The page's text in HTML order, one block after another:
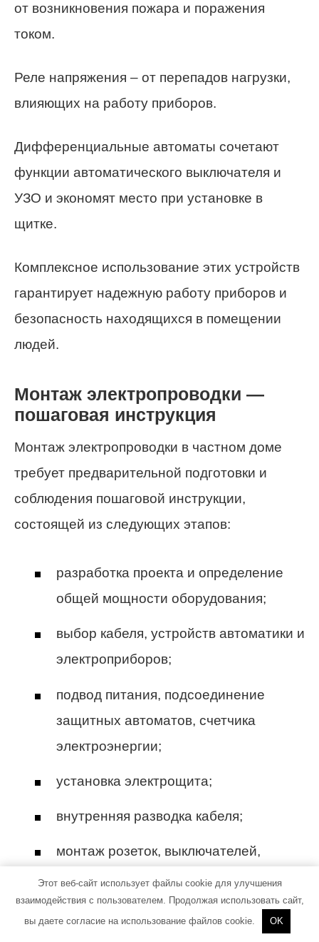
от возникновения пожара и поражения
током.
Реле напряжения – от перепадов нагрузки,
влияющих на работу приборов.
Дифференциальные автоматы сочетают
функции автоматического выключателя и
УЗО и экономят место при установке в
щитке.
Комплексное использование этих устройств
гарантирует надежную работу приборов и
безопасность находящихся в помещении
людей.
Монтаж электропроводки —
пошаговая инструкция
Монтаж электропроводки в частном доме
требует предварительной подготовки и
соблюдения пошаговой инструкции,
состоящей из следующих этапов:
разработка проекта и определение
общей мощности оборудования;
выбор кабеля, устройств автоматики и
электроприборов;
подвод питания, подсоединение
защитных автоматов, счетчика
электроэнергии;
установка электрощита;
внутренняя разводка кабеля;
монтаж розеток, выключателей,
приборов освещения;
Этот веб-сайт использует файлы cookie для улучшения
взаимодействия с пользователем. Продолжая использовать сайт,
вы даете согласие на использование файлов cookie.
OK